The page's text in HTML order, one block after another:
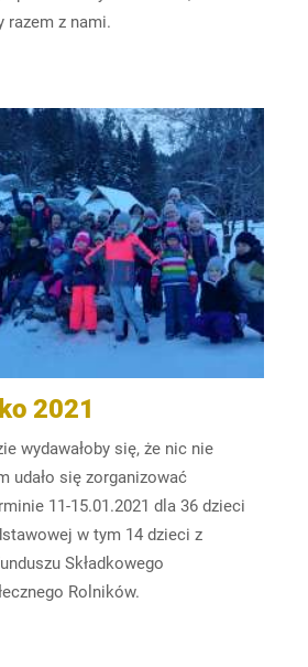
razem z nami.
2021
wydawałoby się, że nic nie
udało się zorganizować
11-15.01.2021 dla 36 dzieci
w tym 14 dzieci z
Składkowego
Rolników.